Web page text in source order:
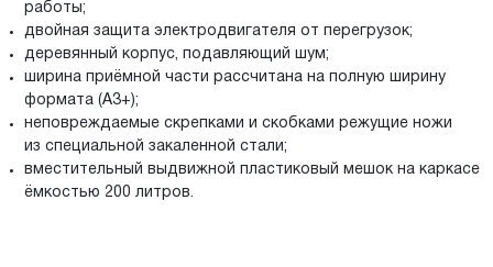
работы;
двойная защита электродвигателя от перегрузок;
деревянный корпус, подавляющий шум;
ширина приёмной части рассчитана на полную ширину
формата (А3+);
неповреждаемые скрепками и скобками режущие ножи
из специальной закаленной стали;
вместительный выдвижной пластиковый мешок на каркасе
ёмкостью 200 литров.